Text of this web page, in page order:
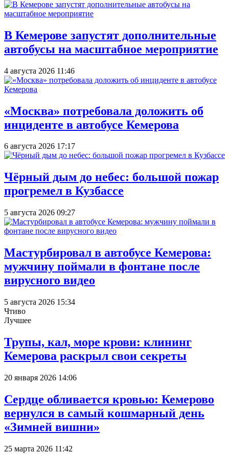
В Кемерове запустят дополнительные
автобусы на масштабное мероприятие
4 августа 2026 11:46
«Москва» потребовала доложить об
инциденте в автобусе Кемерова
6 августа 2026 17:17
Чёрный дым до небес: большой пожар
прогремел в Кузбассе
5 августа 2026 09:27
Мастурбировал в автобусе Кемерова:
мужчину поймали в фонтане после
вирусного видео
5 августа 2026 15:34
Чтиво
Лучшее
Трупы, кал, море крови: клининг
Кемерова раскрыл свои секреты
20 января 2026 14:06
Сердце обливается кровью: Кемерово
вернулся в самый кошмарный день
«Зимней вишни»
25 марта 2026 11:42